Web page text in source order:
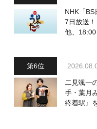
NHK「BS
7日放送
他、18:00
二見颯一
手・葉月
終着駅』